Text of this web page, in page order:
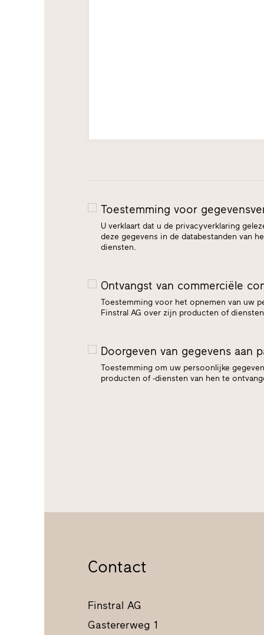
Toestemming voor
U verklaart dat u de privacyverklaring
deze gegevens in de databestanden van
diensten.
Ontvangst van commerciële
Toestemming voor het opnemen van uw
Finstral AG over zijn producten of
Doorgeven van gegevens aan
Toestemming om uw persoonlijke
producten of -diensten van hen te
Contact
Finstral AG
Gastererweg 1